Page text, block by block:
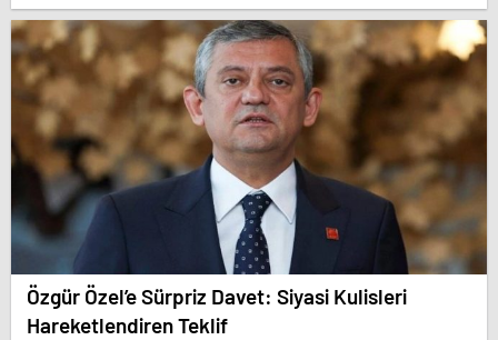
Özgür Özel’e Sürpriz Davet: Siyasi Kulisleri
Hareketlendiren Teklif